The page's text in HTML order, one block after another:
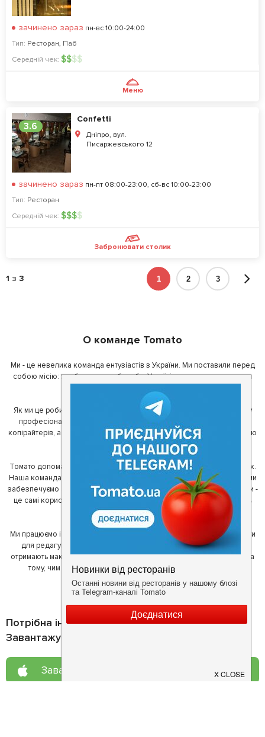
зачинено зараз пн-вс 10:00-24:00
Тип: Ресторан, Паб
Середній чек: $$$$
Меню
3.6
Confetti
Дніпро, вул.
Писаржевського 12
зачинено зараз пн-пт 08:00-23:00, сб-вс 10:00-23:00
Тип: Ресторан
Середній чек: $$$$
Забронювати столик
1 з 3 1 2 3
О команде Tomato
Ми - це невелика команда ентузіастів з України. Ми поставили перед
собою місію: зробити так, щоб де б в Україні ви не знаходилися, ви
Як ми це робимо? Для початку, ми зібрали приголомшливу команду
професіоналів - фахівців з дизайну, програмування, маркетингу,
копірайтерів, а за сумісництвом - любителів гарної їжі. З їх допомогою
ми створили Томато.
Томато допомагає своїм користувачам знайти цікаві місця неподалік.
Наша команда регулярно зв'язується з ресторанами - таким чином ми
забезпечуємо актуальність інформації. Друга частина нашої команди -
це самі користувачі, які діляться своїми враженнями і допомагають
один одному у виборі кращих місць.
Ми працюємо і з ресторанами. Для них ми надаємо зручні інструменти
для редагування інформації про себе - в результаті відвідувачі
отримають максимум інформації, а ресторан зможе зосередитися на
тому, чим він любить займатися більше всього - смачній їжі.
Потрібна інформація про заклад?
Завантажуйте додаток!
Завантажте у